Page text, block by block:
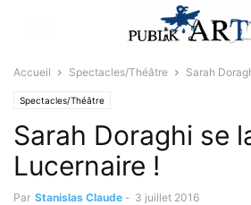
Accueil Spectacles/Théâtre Sarah
Spectacles/Théâtre
Sarah Doraghi se
Lucernaire !
Par Stanislas Claude - 3 juillet 2016